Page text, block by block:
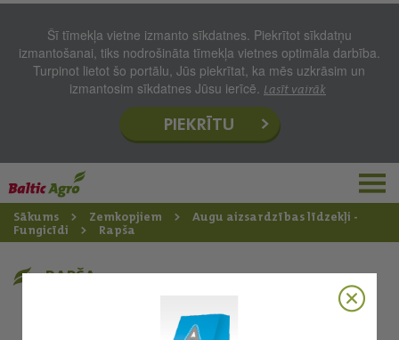
Šī tīmekļa vietne izmanto sīkdatnes. Piekrītot sīkdatņu
izmantošanai, tiks nodrošināta tīmekļa vietnes optimāla darbība.
Turpinot lietot šo portālu, Jūs piekrītat, ka mēs uzkrāsim un
izmantosim sīkdatnes Jūsu ierīcē. Lasīt vairāk
PIEKRĪTU
Sākums Zemkopjiem
Augu aizsardzības līdzekļi -
Fungicīdi
Rapša
RAPŠA